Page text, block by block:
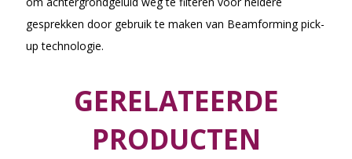
gesprekken door gebruik te maken van Beamforming pick-
up technologie.
GERELATEERDE
PRODUCTEN